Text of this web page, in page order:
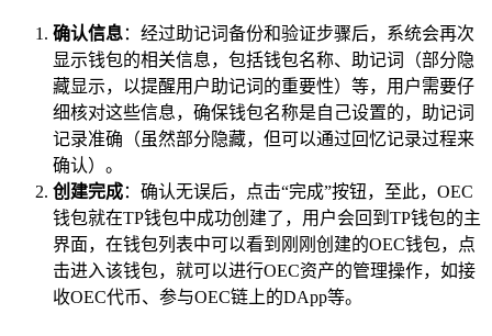
确认信息：经过助记词备份和验证步骤后，系统会再次
显示钱包的相关信息，包括钱包名称、助记词（部分隐
藏显示，以提醒用户助记词的重要性）等，用户需要仔
细核对这些信息，确保钱包名称是自己设置的，助记词
记录准确（虽然部分隐藏，但可以通过回忆记录过程来
确认）。
创建完成：确认无误后，点击“完成”按钮，至此，OEC
钱包就在TP钱包中成功创建了，用户会回到TP钱包的主
界面，在钱包列表中可以看到刚刚创建的OEC钱包，点
击进入该钱包，就可以进行OEC资产的管理操作，如接
收OEC代币、参与OEC链上的DApp等。